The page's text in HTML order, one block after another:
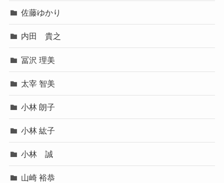
佐藤ゆかり
内田 貴之
冨沢 理美
太宰 智美
小林 朗子
小林 紘子
小林 誠
山崎 裕恭